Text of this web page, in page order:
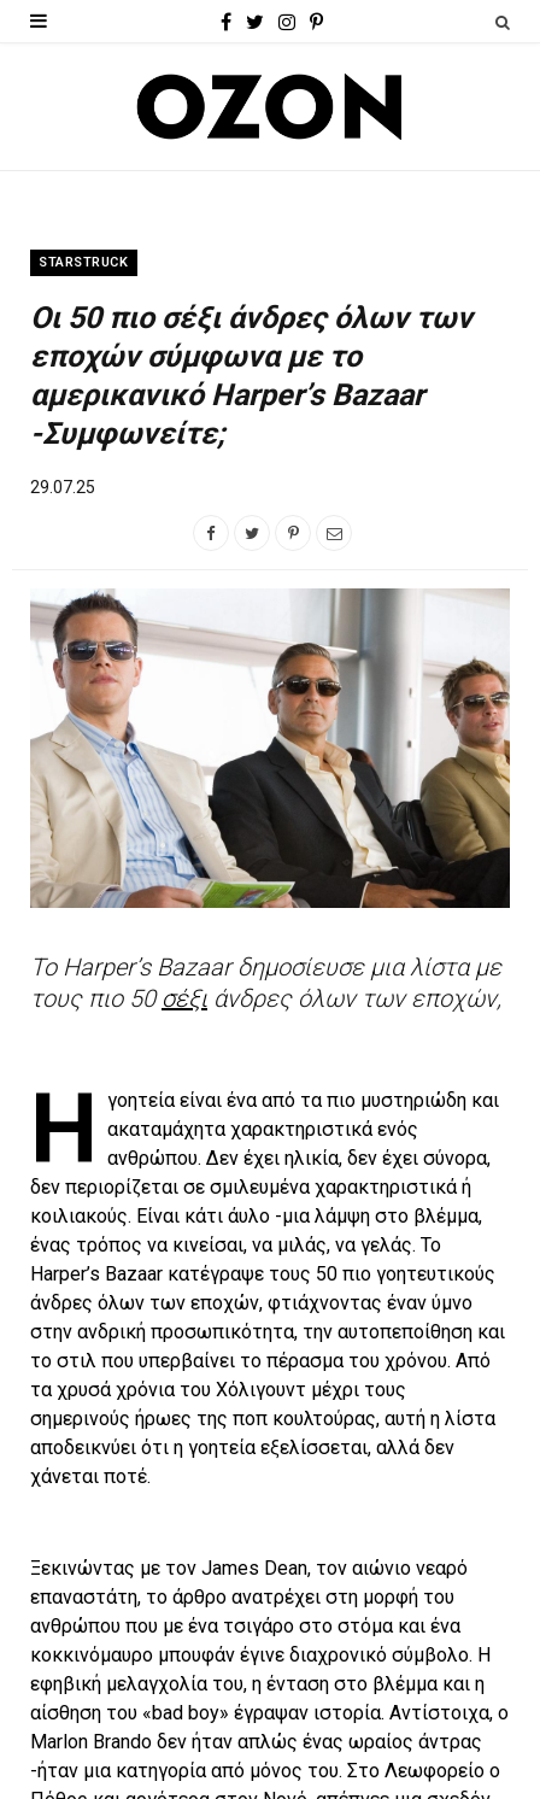
F
k
T
i
I
a
m
P
s
t
STARSTRUCK
Οι 50 πιο σέξι άνδρες όλων των
εποχών σύμφωνα με το
αμερικανικό Harper’s Bazaar
-Συμφωνείτε;
29.07.25
Το Harper’s Bazaar δημοσίευσε μια λίστα με
τους πιο 50 σέξι άνδρες όλων των εποχών,
Η
γοητεία είναι ένα από τα πιο μυστηριώδη και
ακαταμάχητα χαρακτηριστικά ενός
ανθρώπου. Δεν έχει ηλικία, δεν έχει σύνορα,
δεν περιορίζεται σε σμιλευμένα χαρακτηριστικά ή
κοιλιακούς. Είναι κάτι άυλο -μια λάμψη στο βλέμμα,
ένας τρόπος να κινείσαι, να μιλάς, να γελάς. Το
Harper’s Bazaar κατέγραψε τους 50 πιο γοητευτικούς
άνδρες όλων των εποχών, φτιάχνοντας έναν ύμνο
στην ανδρική προσωπικότητα, την αυτοπεποίθηση και
το στιλ που υπερβαίνει το πέρασμα του χρόνου. Από
τα χρυσά χρόνια του Χόλιγουντ μέχρι τους
σημερινούς ήρωες της ποπ κουλτούρας, αυτή η λίστα
αποδεικνύει ότι η γοητεία εξελίσσεται, αλλά δεν
χάνεται ποτέ.
Ξεκινώντας με τον James Dean, τον αιώνιο νεαρό
επαναστάτη, το άρθρο ανατρέχει στη μορφή του
ανθρώπου που με ένα τσιγάρο στο στόμα και ένα
κοκκινόμαυρο μπουφάν έγινε διαχρονικό σύμβολο. Η
εφηβική μελαγχολία του, η ένταση στο βλέμμα και η
αίσθηση του «bad boy» έγραψαν ιστορία. Αντίστοιχα, ο
Marlon Brando δεν ήταν απλώς ένας ωραίος άντρας
-ήταν μια κατηγορία από μόνος του. Στο Λεωφορείο ο